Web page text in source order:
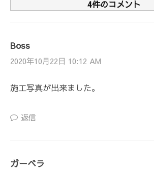
4件のコメント
Boss
2020年10月22日 10:12 AM
施工写真が出来ました。
返信
ガーベラ